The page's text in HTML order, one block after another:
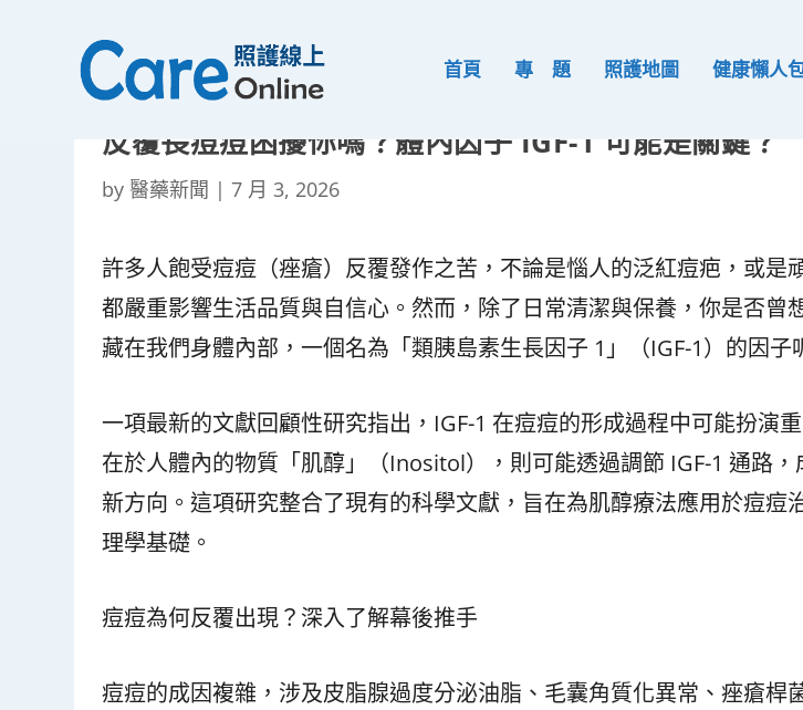
首頁 專 題 照護地圖 健康懶人
反覆長痘痘困擾你嗎？體內因子 IGF-1 可能是關鍵？
by 醫藥新聞 |7 月 3, 2026
許多人飽受痘痘（痤瘡）反覆發作之苦，不論是惱人的泛紅痘疤，或是
都嚴重影響生活品質與自信心。然而，除了日常清潔與保養，你是否曾
藏在我們身體內部，一個名為「類胰島素生長因子 1」（IGF-1）的因子
一項最新的文獻回顧性研究指出，IGF-1 在痘痘的形成過程中可能扮演
在於人體內的物質「肌醇」（Inositol），則可能透過調節 IGF-1 通路
新方向。這項研究整合了現有的科學文獻，旨在為肌醇療法應用於痘痘
理學基礎。
痘痘為何反覆出現？深入了解幕後推手
痘痘的成因複雜，涉及皮脂腺過度分泌油脂、毛囊角質化異常、痤瘡桿